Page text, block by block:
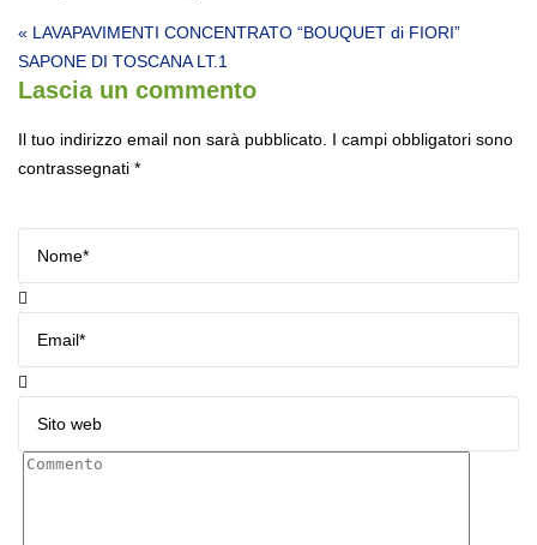
Navigazione articoli
« LAVAPAVIMENTI CONCENTRATO “BOUQUET di FIORI”
SAPONE DI TOSCANA LT.1
Lascia un commento
Il tuo indirizzo email non sarà pubblicato. I campi obbligatori sono
contrassegnati *